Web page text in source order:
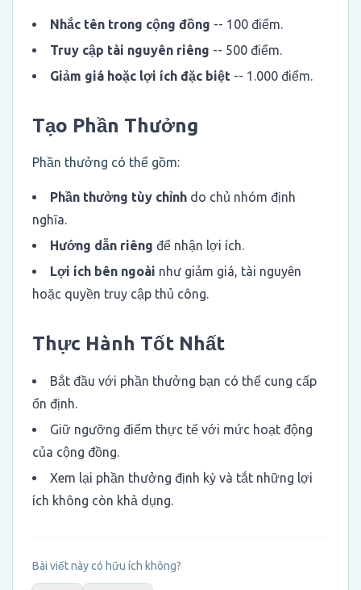
Nhắc tên trong cộng đồng -- 100 điểm.
Truy cập tài nguyên riêng -- 500 điểm.
Giảm giá hoặc lợi ích đặc biệt -- 1.000 điểm.
Tạo Phần Thưởng
Phần thưởng có thể gồm:
Phần thưởng tùy chỉnh do chủ nhóm định
nghĩa.
Hướng dẫn riêng để nhận lợi ích.
Lợi ích bên ngoài như giảm giá, tài nguyên
hoặc quyền truy cập thủ công.
Thực Hành Tốt Nhất
Bắt đầu với phần thưởng bạn có thể cung cấp
ổn định.
Giữ ngưỡng điểm thực tế với mức hoạt động
của cộng đồng.
Xem lại phần thưởng định kỳ và tắt những lợi
ích không còn khả dụng.
Bài viết này có hữu ích không?